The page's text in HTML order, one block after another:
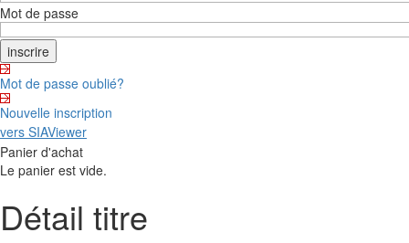
Mot de passe
Mot de passe oublié?
Nouvelle inscription
vers SIAViewer
Panier d'achat
Le panier est vide.
Détail titre